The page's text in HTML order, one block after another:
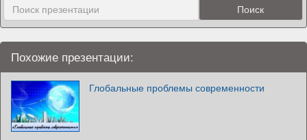
Похожие презентации:
Глобальные проблемы современности